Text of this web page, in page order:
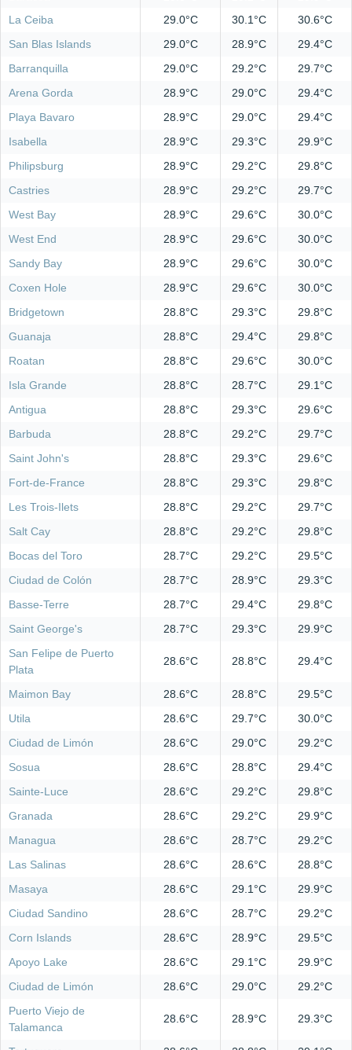
La Ceiba
29.0°C 30.1°C
30.6°C
San Blas Islands
29.0°C 28.9°C
29.4°C
Barranquilla
29.0°C 29.2°C
29.7°C
Arena Gorda
28.9°C 29.0°C
29.4°C
Playa Bavaro
28.9°C 29.0°C
29.4°C
Isabella
28.9°C 29.3°C
29.9°C
Philipsburg
28.9°C 29.2°C
29.8°C
Castries
28.9°C 29.2°C
29.7°C
West Bay
28.9°C 29.6°C
30.0°C
West End
28.9°C 29.6°C
30.0°C
Sandy Bay
28.9°C 29.6°C
30.0°C
Coxen Hole
28.9°C 29.6°C
30.0°C
Bridgetown
28.8°C 29.3°C
29.8°C
Guanaja
28.8°C 29.4°C
29.8°C
Roatan
28.8°C 29.6°C
30.0°C
Isla Grande
28.8°C 28.7°C
29.1°C
Antigua
28.8°C 29.3°C
29.6°C
Barbuda
28.8°C 29.2°C
29.7°C
Saint John's
28.8°C 29.3°C
29.6°C
Fort-de-France
28.8°C 29.3°C
29.8°C
Les Trois-Ilets
28.8°C 29.2°C
29.7°C
Salt Cay
28.8°C 29.2°C
29.8°C
Bocas del Toro
28.7°C 29.2°C
29.5°C
Ciudad de Colón
28.7°C 28.9°C
29.3°C
Basse-Terre
28.7°C 29.4°C
29.8°C
Saint George's
28.7°C 29.3°C
29.9°C
San Felipe de Puerto
Plata
28.6°C 28.8°C 29.4°C
Maimon Bay 28.6°C 28.8°C
29.5°C
Utila
28.6°C 29.7°C
30.0°C
Ciudad de Limón
28.6°C 29.0°C
29.2°C
Sosua
28.6°C 28.8°C
29.4°C
Sainte-Luce
28.6°C 29.2°C
29.8°C
Granada
28.6°C 29.2°C
29.9°C
Managua
28.6°C 28.7°C
29.2°C
Las Salinas
28.6°C 28.6°C
28.8°C
Masaya
28.6°C 29.1°C
29.9°C
Ciudad Sandino
28.6°C 28.7°C
29.2°C
Corn Islands
28.6°C 28.9°C
29.5°C
Apoyo Lake
28.6°C 29.1°C
29.9°C
Ciudad de Limón
28.6°C 29.0°C
29.2°C
Puerto Viejo de
Talamanca
28.6°C 28.9°C 29.3°C